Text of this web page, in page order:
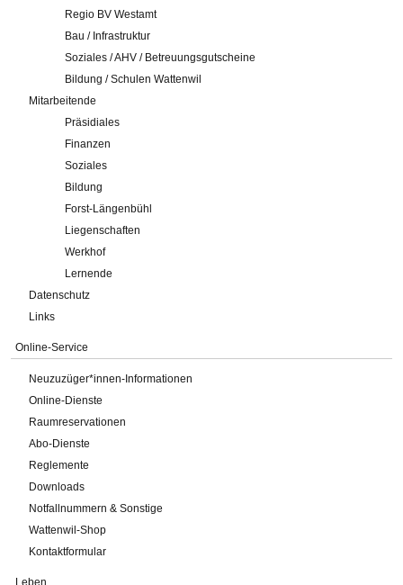
Regio BV Westamt
Bau / Infrastruktur
Soziales / AHV / Betreuungsgutscheine
Bildung / Schulen Wattenwil
Mitarbeitende
Präsidiales
Finanzen
Soziales
Bildung
Forst-Längenbühl
Liegenschaften
Werkhof
Lernende
Datenschutz
Links
Online-Service
Neuzuzüger*innen-Informationen
Online-Dienste
Raumreservationen
Abo-Dienste
Reglemente
Downloads
Notfallnummern & Sonstige
Wattenwil-Shop
Kontaktformular
Leben